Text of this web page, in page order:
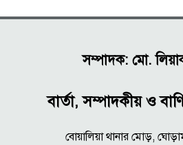
সম্পাদক: মো.
বার্তা, সম্পাদকীয় ও
বোয়ালিয়া থানার মোড়,